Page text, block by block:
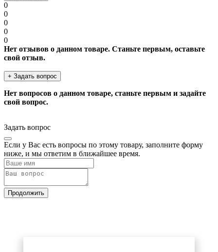
0
0
0
0
0
Нет отзывов о данном товаре. Станьте первым, оставьте
свой отзыв.
+ Задать вопрос
Нет вопросов о данном товаре, станьте первым и задайте
свой вопрос.
Задать вопрос
Если у Вас есть вопросы по этому товару, заполните форму
ниже, и мы ответим в ближайшее время.
Продолжить